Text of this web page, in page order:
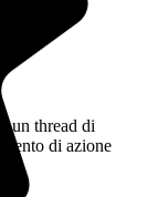
un thread di
di azione